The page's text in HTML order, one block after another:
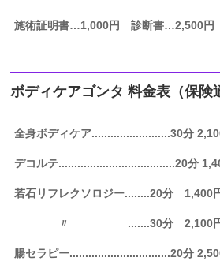
施術証明書…1,000円 診断書…2,500円
ボディケアゴンタ 料金表（保険
全身ボディケア.........................30分
デコルテ.....................................20分
若石リフレクソロジー........20分 1,400
〃 .......30分 2,100
腸セラピー................................20分